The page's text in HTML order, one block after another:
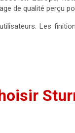
de qualité perçu
Les